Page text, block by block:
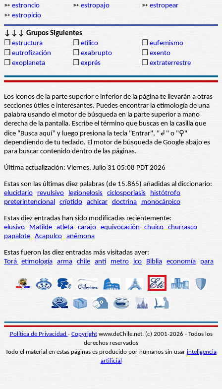
➳ estroncio ➳ estropajo ➳ estropear
➳ estropicio
↓↓↓ Grupos Siguientes
❒ estructura ❒ etílico ❒ eufemismo
❒ eutrofización ❒ exabrupto ❒ exento
❒ exoplaneta ❒ exprés ❒ extraterrestre
Los iconos de la parte superior e inferior de la página te llevarán a otras
secciones útiles e interesantes. Puedes encontrar la etimología de una
palabra usando el motor de búsqueda en la parte superior a mano
derecha de la pantalla. Escribe el término que buscas en la casilla que
dice “Busca aquí” y luego presiona la tecla "Entrar", "↲" o "⚲"
dependiendo de tu teclado. El motor de búsqueda de Google abajo es
para buscar contenido dentro de las páginas.
Última actualización: Viernes, Julio 31 05:08 PDT 2026
Estas son las últimas diez palabras (de 15.865) añadidas al diccionario:
elucidario
revulsivo legionelosis ciclosporiasis
histótrofo
preterintencional críptido achicar doctrina monocárpico
Estas diez entradas han sido modificadas recientemente:
elusivo
Matilde atleta carajo equivocación chuico churrasco
papalote Acapulco anémona
Estas fueron las diez entradas más visitadas ayer:
Torá etimología arma chile anti metro ico Biblia economía para
Política de Privacidad - Copyrightwww.deChile.net. (c) 2001-2026 - Todos los
derechos reservados
Todo el material en estas páginas es producido por humanos sin usar inteligencia
artificial